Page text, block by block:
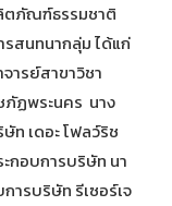
ตภัณฑ์ธรรมชาติ
สนทนากลุ่ม ได้แก่
ารย์สาขาวิชา
ภัฏพระนคร นาง
เดอะ โฟลว์ริช
กอบการบริษัท นา
ารบริษัท รีเซอร์เจ